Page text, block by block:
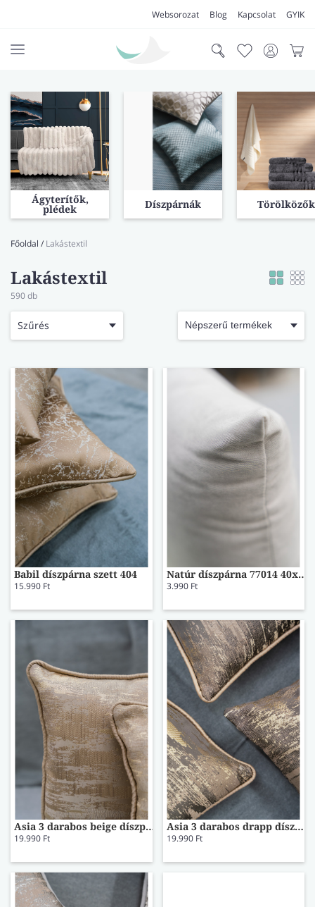
Websorozat Blog Kapcsolat GYIK
AKCIÓK
SZŐNYEG
PADLÓSZŐNYEG
LAKÁSTEXTIL
MŰFŰ
LÁBTÖRLŐ
AJÁNDÉK ÖTLETEK
VINYL FALBURKOLAT
Ágyterítők,
plédek Díszpárnák Törölközők
Főoldal / Lakástextil
Lakástextil
590db
Szűrés
Babil díszpárna szett 404
15.990 Ft
Natúr díszpárna 77014 40x40
3.990 Ft
Asia 3 darabos beige díszpárna szett 5203
19.990 Ft
Asia 3 darabos drapp díszpárna szett 5306
19.990 Ft